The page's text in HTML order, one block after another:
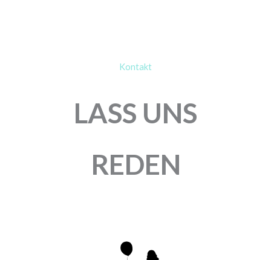
Kontakt
LASS UNS
REDEN